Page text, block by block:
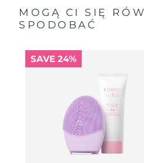
MOGĄ CI SIĘ
SPODOBAĆ
SAVE 24%